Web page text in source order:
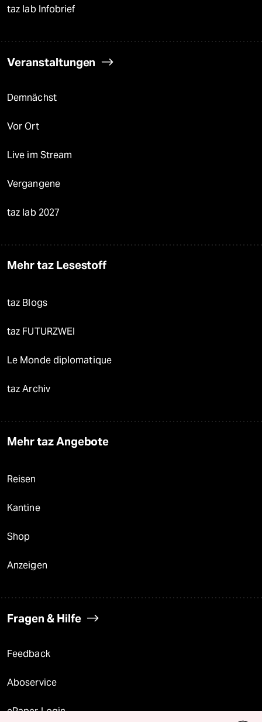
taz lab Infobrief
Veranstaltungen
Demnächst
Vor Ort
Live im Stream
Vergangene
taz lab 2027
Mehr taz Lesestoff
taz Blogs
taz FUTURZWEI
Le Monde diplomatique
taz Archiv
Mehr taz Angebote
Reisen
Kantine
Shop
Anzeigen
Fragen & Hilfe
Feedback
Aboservice
ePaper Login